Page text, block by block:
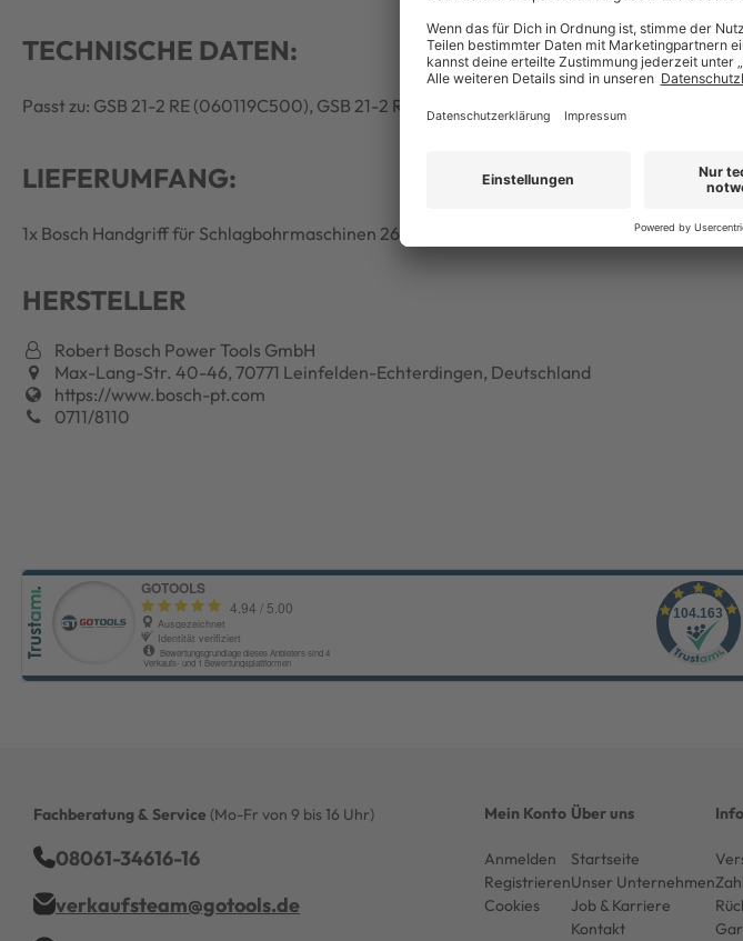
TECHNISCHE DATEN:
Passt zu: GSB 21-2 RE (060119C500), GSB 21-2 RCT (060119C700)
LIEFERUMFANG:
1x Bosch Handgriff für Schlagbohrmaschinen 2602025193
HERSTELLER
Robert Bosch Power Tools GmbH
Max-Lang-Str. 40-46, 70771 Leinfelden-Echterdingen, Deutschland
https://www.bosch-pt.com
0711/8110
Fachberatung & Service (Mo-Fr von 9 bis 16 Uhr)
08061-34616-16
verkaufsteam@gotools.de
Mein Konto
Anmelden
Registrieren
Cookies
Über uns
Startseite
Unser Unternehmen
Job & Karriere
Kontakt